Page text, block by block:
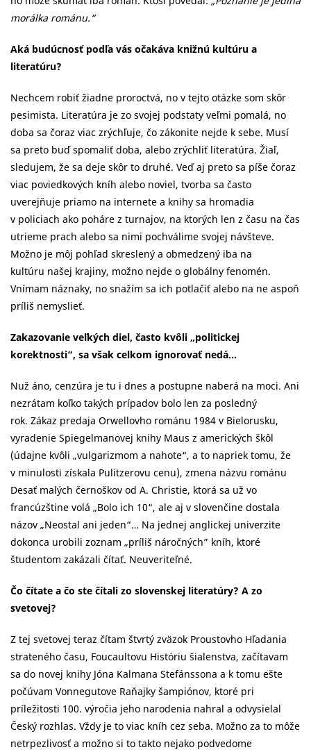
morálka románu.“
Aká budúcnosť podľa vás očakáva knižnú kultúru a
literatúru?
Nechcem robiť žiadne proroctvá, no v tejto otázke som skôr
pesimista. Literatúra je zo svojej podstaty veľmi pomalá, no
doba sa čoraz viac zrýchľuje, čo zákonite nejde k sebe. Musí
sa preto buď spomaliť doba, alebo zrýchliť literatúra. Žiaľ,
sledujem, že sa deje skôr to druhé. Veď aj preto sa píše čoraz
viac poviedkových kníh alebo noviel, tvorba sa často
uverejňuje priamo na internete a knihy sa hromadia
v policiach ako poháre z turnajov, na ktorých len z času na čas
utrieme prach alebo sa nimi pochválime svojej návšteve.
Možno je môj pohľad skreslený a obmedzený iba na
kultúru našej krajiny, možno nejde o globálny fenomén.
Vnímam náznaky, no snažím sa ich potlačiť alebo na ne aspoň
príliš nemyslieť.
Zakazovanie veľkých diel, často kvôli „politickej
korektnosti“, sa však celkom ignorovať nedá…
Nuž áno, cenzúra je tu i dnes a postupne naberá na moci. Ani
nezrátam koľko takých prípadov bolo len za posledný
rok. Zákaz predaja Orwellovho románu 1984 v Bielorusku,
vyradenie Spiegelmanovej knihy Maus z amerických škôl
(údajne kvôli „vulgarizmom a nahote“, a to napriek tomu, že
v minulosti získala Pulitzerovu cenu), zmena názvu románu
Desať malých černoškov od A. Christie, ktorá sa už vo
francúzštine volá „Bolo ich 10“, ale aj v slovenčine dostala
názov „Neostal ani jeden“… Na jednej anglickej univerzite
dokonca urobili zoznam „príliš náročných” kníh, ktoré
študentom zakázali čítať. Neuveriteľné.
Čo čítate a čo ste čítali zo slovenskej literatúry? A zo
svetovej?
Z tej svetovej teraz čítam štvrtý zväzok Proustovho Hľadania
strateného času, Foucaultovu Históriu šialenstva, začítavam
sa do novej knihy Jóna Kalmana Stefánssona a k tomu ešte
počúvam Vonnegutove Raňajky šampiónov, ktoré pri
príležitosti 100. výročia jeho narodenia nahral a odvysielal
Český rozhlas. Vždy je to viac kníh cez seba. Možno za to môže
netrpezlivosť a možno si to takto nejako podvedome